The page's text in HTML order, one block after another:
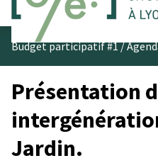
Budget participatif #1/
Présentation
Jardin.